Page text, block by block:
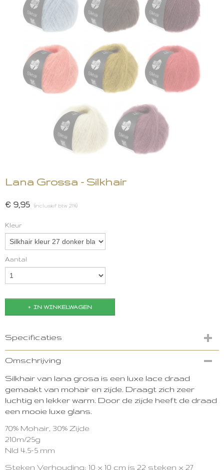
Lana Grossa - Silkhair
€ 9,95 (inclusief btw 21%)
Kleur
Aantal
IN WINKELWAGEN
Specificaties
Omschrijving
Silkhair van lana grosa is een luxe lace draad
gemaakt van mohair en zijde. Draagt zich zeer
luchtig en lekker warm. Door de zijde heeft de draad
een mooie luxe glans.
70% Mohair, 30% Zijde
210m/25g
Nld 4.5-5 mm
Steken Verhouding: 10 x 10 cm is 22 steken x 27